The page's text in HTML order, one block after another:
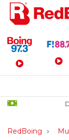
Menú
RedBoing